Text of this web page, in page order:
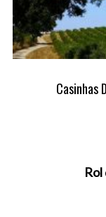
Casinhas